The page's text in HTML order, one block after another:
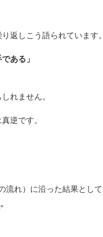
返しこう語られています。
ある」
れません。
逆です。
流れ）に沿った結果として